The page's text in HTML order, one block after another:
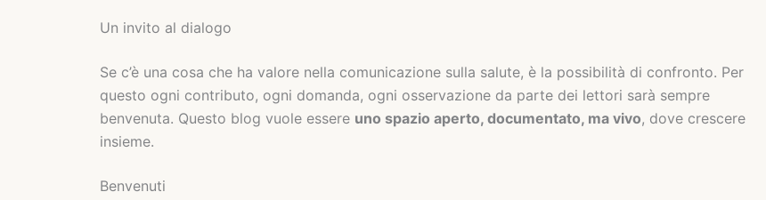
Un invito al dialogo
Se c’è una cosa che ha valore nella comunicazione sulla salute, è la possibilità di confronto. Per
questo ogni contributo, ogni domanda, ogni osservazione da parte dei lettori sarà sempre
benvenuta. Questo blog vuole essere uno spazio aperto, documentato, ma vivo, dove crescere
insieme.
Benvenuti